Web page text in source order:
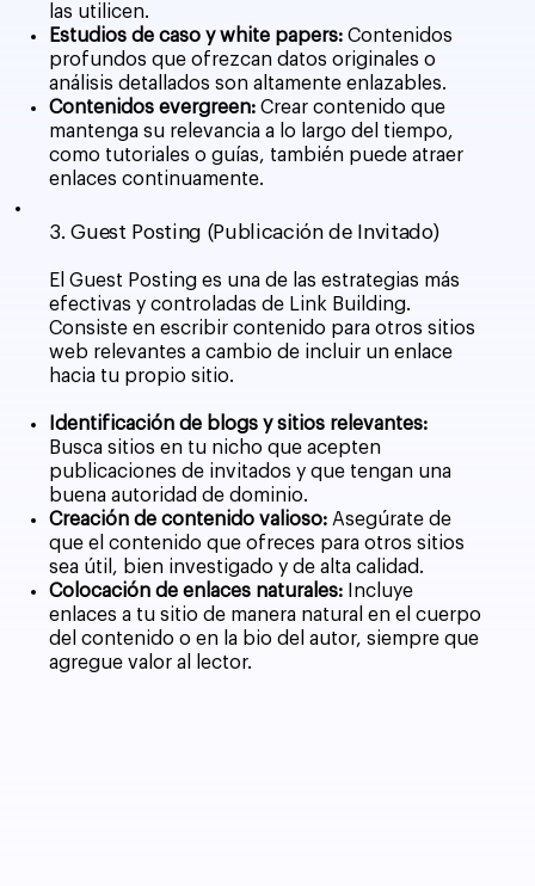
las utilicen.
Estudios de caso y white papers: Contenidos
profundos que ofrezcan datos originales o
análisis detallados son altamente enlazables.
Contenidos evergreen:Crear contenido que
mantenga su relevancia a lo largo del tiempo,
como tutoriales o guías, también puede atraer
enlaces continuamente.
3. Guest Posting (Publicación de Invitado)
El Guest Posting es una de las estrategias más
efectivas y controladas de Link Building.
Consiste en escribir contenido para otros sitios
web relevantes a cambio de incluir un enlace
hacia tu propio sitio.
Identificación de blogs y sitios relevantes:
Busca sitios en tu nicho que acepten
publicaciones de invitados y que tengan una
buena autoridad de dominio.
Creación de contenido valioso: Asegúrate de
que el contenido que ofreces para otros sitios
sea útil, bien investigado y de alta calidad.
Colocación de enlaces naturales:
Incluye
enlaces a tu sitio de manera natural en el cuerpo
del contenido o en la bio del autor, siempre que
agregue valor al lector.